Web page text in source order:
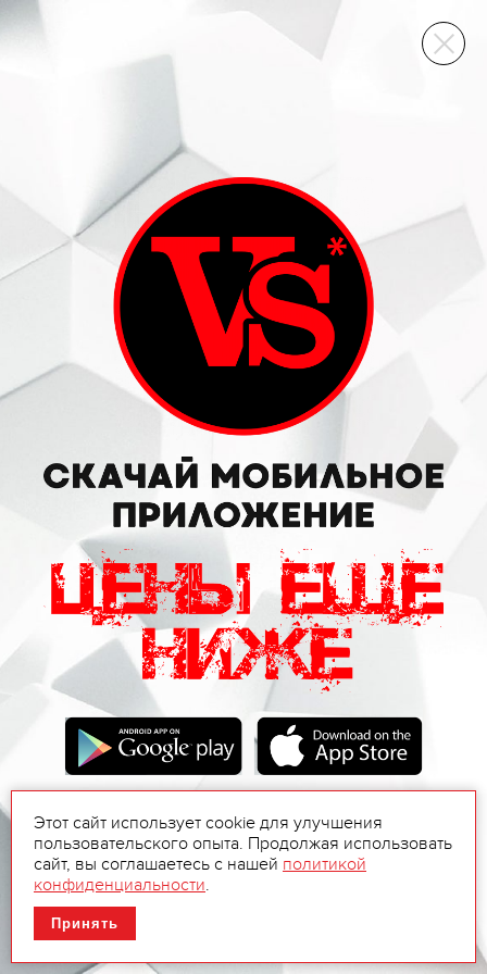
ВИННЫЙ СКЛАД
Этот сайт использует cookie для улучшения
пользовательского опыта. Продолжая использовать
сайт, вы соглашаетесь с нашей политикой
конфиденциальности.
Принять